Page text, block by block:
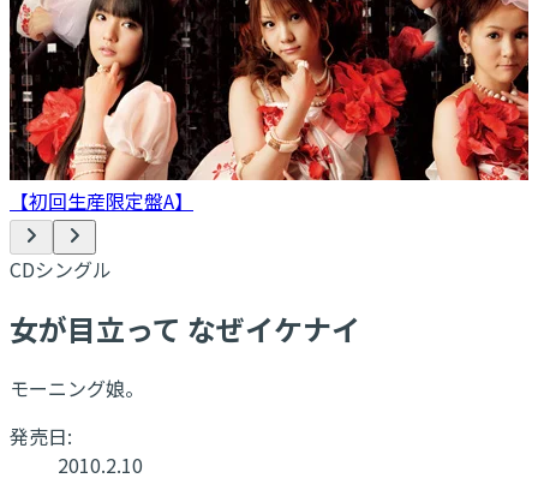
【初回生産限定盤A】
CDシングル
女が目立って なぜイケナイ
モーニング娘。
発売日:
2010.2.10